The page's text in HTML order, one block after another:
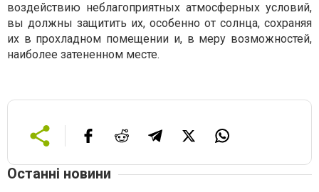
воздействию неблагоприятных атмосферных условий,
вы должны защитить их, особенно от солнца, сохраняя
их в прохладном помещении и, в меру возможностей,
наиболее затененном месте.
Останні новини